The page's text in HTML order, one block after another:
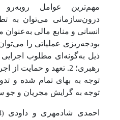
مهم‌ترین عوامل
درون‌سازمانی می‌توان به
انسانی و منابع مالی
بودجه‌ریزی عملیاتی را
توجه به گرایش مجریان و جو
احمدی شادمهری و داودی (1394)